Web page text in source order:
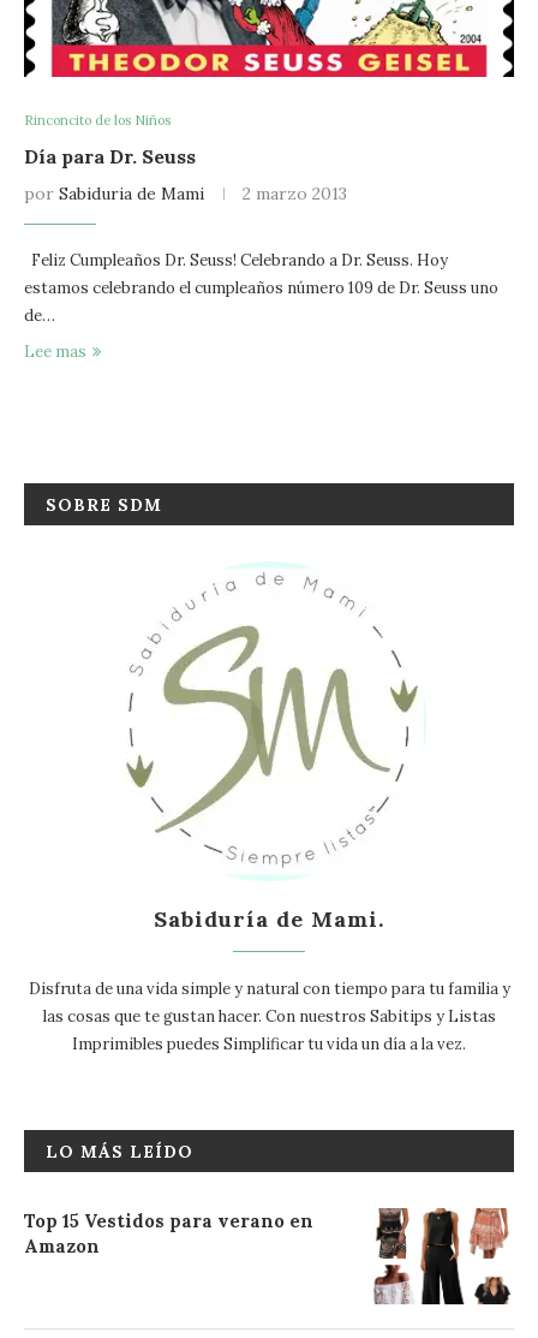
Rinconcito de los Niños
Día para Dr. Seuss
por Sabiduria de Mami 2 marzo 2013
Feliz Cumpleaños Dr. Seuss! Celebrando a Dr. Seuss. Hoy
estamos celebrando el cumpleaños número 109 de Dr. Seuss uno
de…
Lee mas
SOBRE SDM
Sabiduría de Mami.
Disfruta de una vida simple y natural con tiempo para tu familia y
las cosas que te gustan hacer. Con nuestros Sabitips y Listas
Imprimibles puedes Simplificar tu vida un día a la vez.
LO MÁS LEÍDO
Top 15 Vestidos para verano en
Amazon